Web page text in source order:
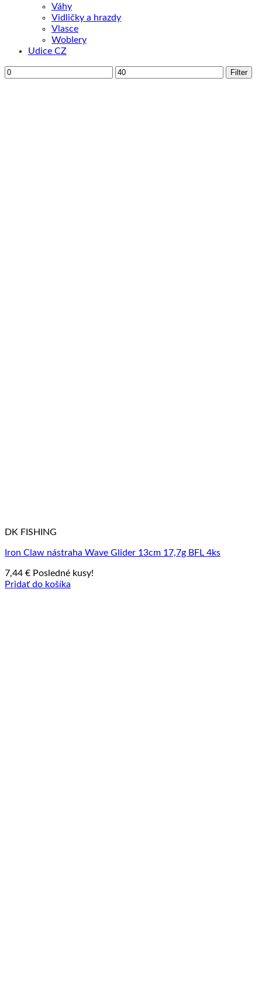
Váhy
Vidličky a hrazdy
Vlasce
Woblery
Udice CZ
Minimálna
Maximálna
Filter
DK FISHING
Iron Claw nástraha Wave Glider 13cm 17,7g BFL 4ks
7,44 € Posledné kusy!
Pridať do košíka